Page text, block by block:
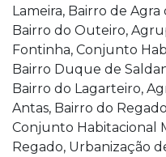
Lameira, Bairro de
Bairro do Outeiro,
Fontinha, Conjunto
Bairro Duque de
Bairro do Lagarteiro,
Antas, Bairro do
Conjunto Habitacional
Regado, Urbanização